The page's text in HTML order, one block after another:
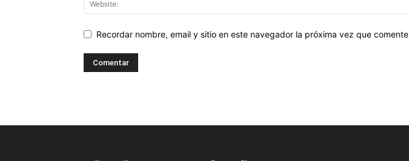
Recordar nombre, email y sitio en este navegador la próxima vez que comente